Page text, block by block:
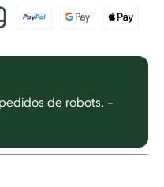
de robots. -